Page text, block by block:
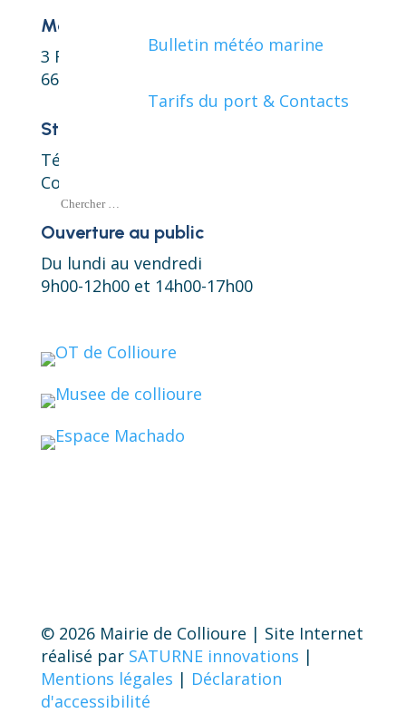
Bulletin météo marine
Tarifs du port & Contacts
Mairie de Collioure
3 Rue de la République
66190 Collioure
Standard
Téléphone : 04 68 82 05 66
Courriel :
Ouverture au public
Du lundi au vendredi
9h00-12h00 et 14h00-17h00
© 2026 Mairie de Collioure | Site Internet
réalisé par SATURNE innovations |
Mentions légales | Déclaration
d'accessibilité